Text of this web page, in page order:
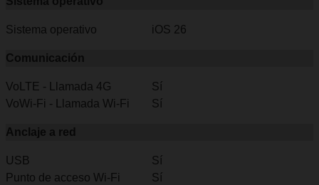
Sistema operativo iOS 26
Comunicación
VoLTE - Llamada 4G
Sí
VoWi-Fi - Llamada Wi-Fi
Sí
Anclaje a red
USB
Sí
Punto de acceso Wi-Fi
Sí